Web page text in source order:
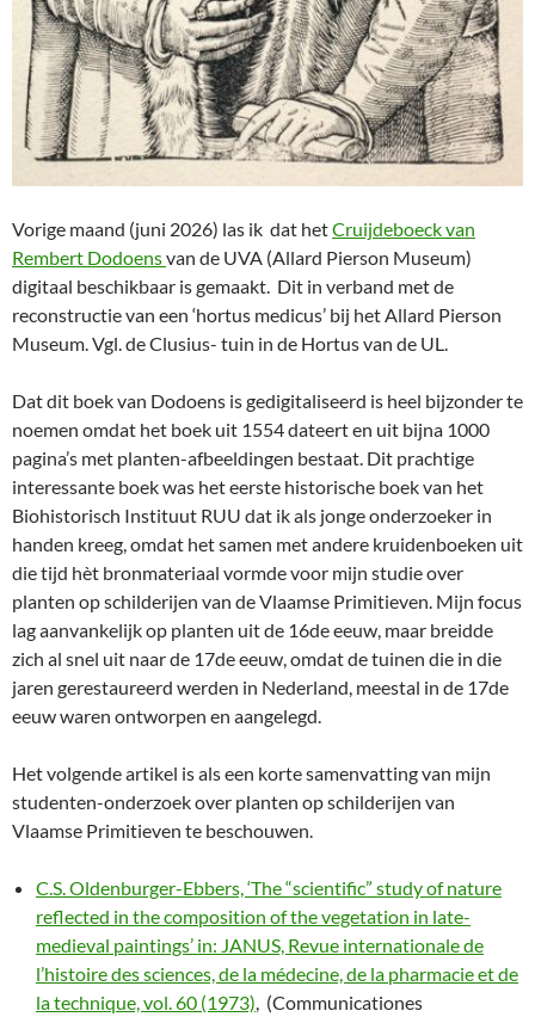
Vorige maand (juni 2026) las ik dat hetCruijdeboeck van
Rembert Dodoensvan de UVA (Allard Pierson Museum)
digitaal beschikbaar is gemaakt. Dit in verband met de
reconstructie van een ‘hortus medicus’ bij het Allard Pierson
Museum. Vgl. de Clusius- tuin in de Hortus van de UL.
Dat dit boek van Dodoens is gedigitaliseerd is heel bijzonder te
noemen omdat het boek uit 1554 dateert en uit bijna 1000
pagina’s met planten-afbeeldingen bestaat. Dit prachtige
interessante boek was het eerste historische boek van het
Biohistorisch Instituut RUU dat ik als jonge onderzoeker in
handen kreeg, omdat het samen met andere kruidenboeken uit
die tijd hèt bronmateriaal vormde voor mijn studie over
planten op schilderijen van de Vlaamse Primitieven. Mijn focus
lag aanvankelijk op planten uit de 16de eeuw, maar breidde
zich al snel uit naar de 17de eeuw, omdat de tuinen die in die
jaren gerestaureerd werden in Nederland, meestal in de 17de
eeuw waren ontworpen en aangelegd.
Het volgende artikel is als een korte samenvatting van mijn
studenten-onderzoek over planten op schilderijen van
Vlaamse Primitieven te beschouwen.
C.S. Oldenburger-Ebbers, ‘The “scientific” study of nature
reflected in the composition of the vegetation in late-
medieval paintings’ in: JANUS, Revue internationale de
l’histoire des sciences, de la médecine, de la pharmacie et de
la technique, vol. 60 (1973) , (Communicationes